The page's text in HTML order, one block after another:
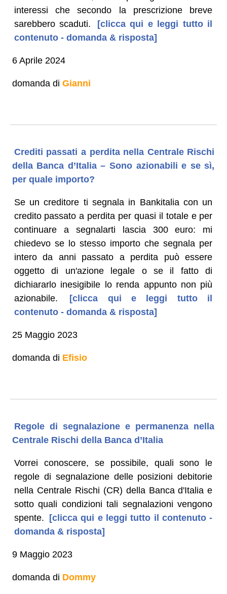
interessi che secondo la prescrizione breve
sarebbero scaduti.
[clicca qui e leggi tutto il
contenuto - domanda & risposta]
6 Aprile 2024
domanda di Gianni
Crediti passati a perdita nella Centrale Rischi
della Banca d’Italia – Sono azionabili e se sì,
per quale importo?
Se un creditore ti segnala in Bankitalia con un
credito passato a perdita per quasi il totale e per
continuare a segnalarti lascia 300 euro: mi
chiedevo se lo stesso importo che segnala per
intero da anni passato a perdita può essere
oggetto di un'azione legale o se il fatto di
dichiararlo inesigibile lo renda appunto non più
azionabile.
[clicca qui e leggi tutto il
contenuto - domanda & risposta]
25 Maggio 2023
domanda di Efisio
Regole di segnalazione e permanenza nella
Centrale Rischi della Banca d’Italia
Vorrei conoscere, se possibile, quali sono le
regole di segnalazione delle posizioni debitorie
nella Centrale Rischi (CR) della Banca d'Italia e
sotto quali condizioni tali segnalazioni vengono
spente. [clicca qui e leggi tutto il contenuto -
domanda & risposta]
9 Maggio 2023
domanda di Dommy